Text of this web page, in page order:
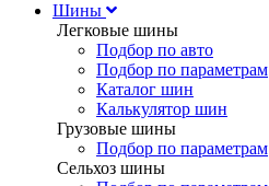
Шины
Легковые шины
Подбор по авто
Подбор по параметрам
Каталог шин
Калькулятор шин
Грузовые шины
Подбор по параметрам
Сельхоз шины